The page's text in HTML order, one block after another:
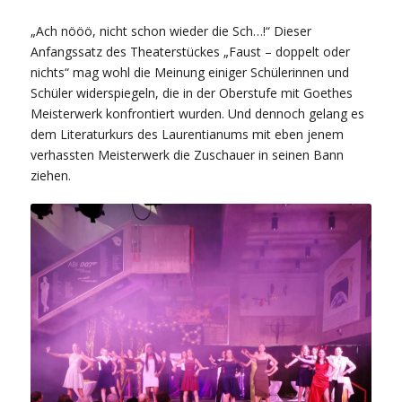
„Ach nööö, nicht schon wieder die Sch…!“ Dieser
Anfangssatz des Theaterstückes „Faust – doppelt oder
nichts“ mag wohl die Meinung einiger Schülerinnen und
Schüler widerspiegeln, die in der Oberstufe mit Goethes
Meisterwerk konfrontiert wurden. Und dennoch gelang es
dem Literaturkurs des Laurentianums mit eben jenem
verhassten Meisterwerk die Zuschauer in seinen Bann
ziehen.